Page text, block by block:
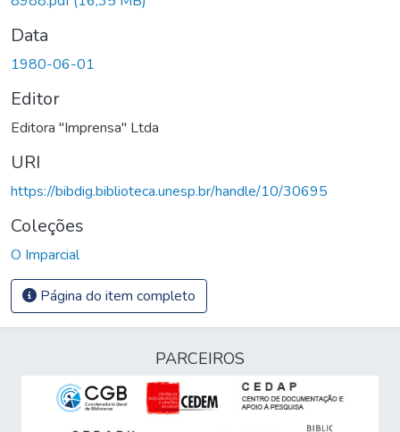
Data
1980-06-01
Editor
Editora "Imprensa" Ltda
URI
https://bibdig.biblioteca.unesp.br/handle/10/30695
Coleções
O Imparcial
Página do item completo
PARCEIROS